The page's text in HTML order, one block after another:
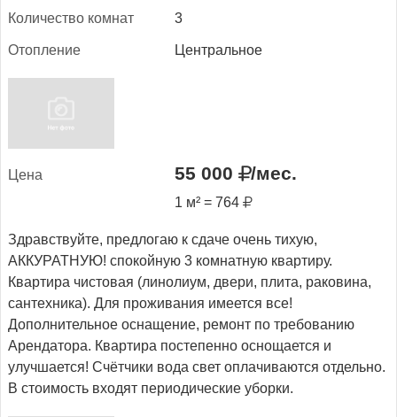
Ко­личес­тво ком­нат 3
Отоп­ле­ние Центральное
Це­на 55 000 /мес.
1 м² = 764
Здравствуйте, предлогаю к сдаче очень тихую,
АККУРАТНУЮ! спокойную 3 комнатную квартиру.
Квартира чистовая (линолиум, двери, плита, раковина,
сантехника). Для проживания имеется все!
Дополнительное оснащение, ремонт по требованию
Арендатора. Квартира постепенно оснощается и
улучшается! Счётчики вода свет оплачиваются отдельно.
В стоимость входят периодические уборки.